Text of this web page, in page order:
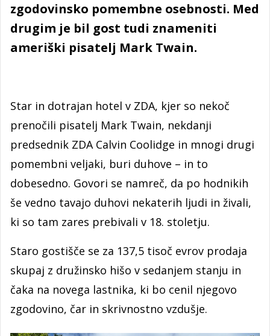
zgodovinsko pomembne osebnosti. Med
drugim je bil gost tudi znameniti
ameriški pisatelj Mark Twain.
Star in dotrajan hotel v ZDA, kjer so nekoč
prenočili pisatelj Mark Twain, nekdanji
predsednik ZDA Calvin Coolidge in mnogi drugi
pomembni veljaki, buri duhove – in to
dobesedno. Govori se namreč, da po hodnikih
še vedno tavajo duhovi nekaterih ljudi in živali,
ki so tam zares prebivali v 18. stoletju.
Staro gostišče se za 137,5 tisoč evrov prodaja
skupaj z družinsko hišo v sedanjem stanju in
čaka na novega lastnika, ki bo cenil njegovo
zgodovino, čar in skrivnostno vzdušje.